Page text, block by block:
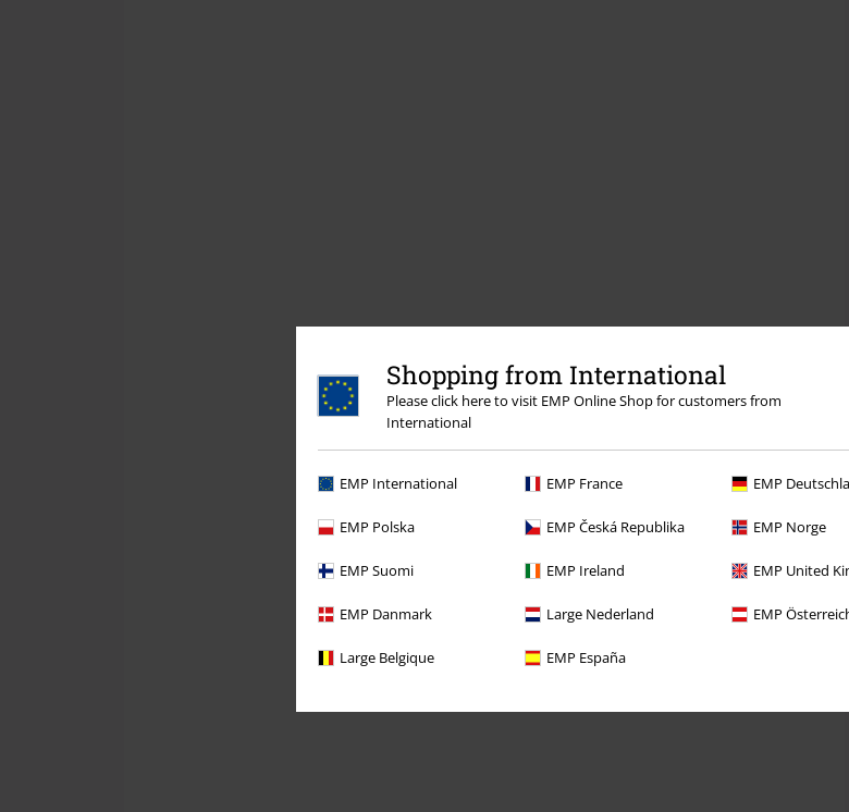
Shopping from International
Please click here to visit EMP Online Shop for customers from
International
EMP International EMP France EMP
EMP Polska EMP Česká Republika EMP Norge
EMP Suomi EMP Ireland EMP United
EMP Danmark Large Nederland EMP
Large Belgique EMP España